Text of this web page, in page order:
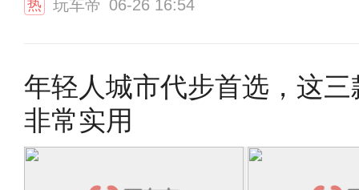
热 玩车帝 06-26 16:54
年轻人城市代步首选，这
非常实用